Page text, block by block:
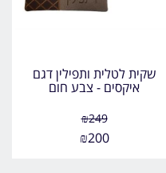
שקית לטלית ותפילין דגם
איקסים - צבע חום
₪249
₪200